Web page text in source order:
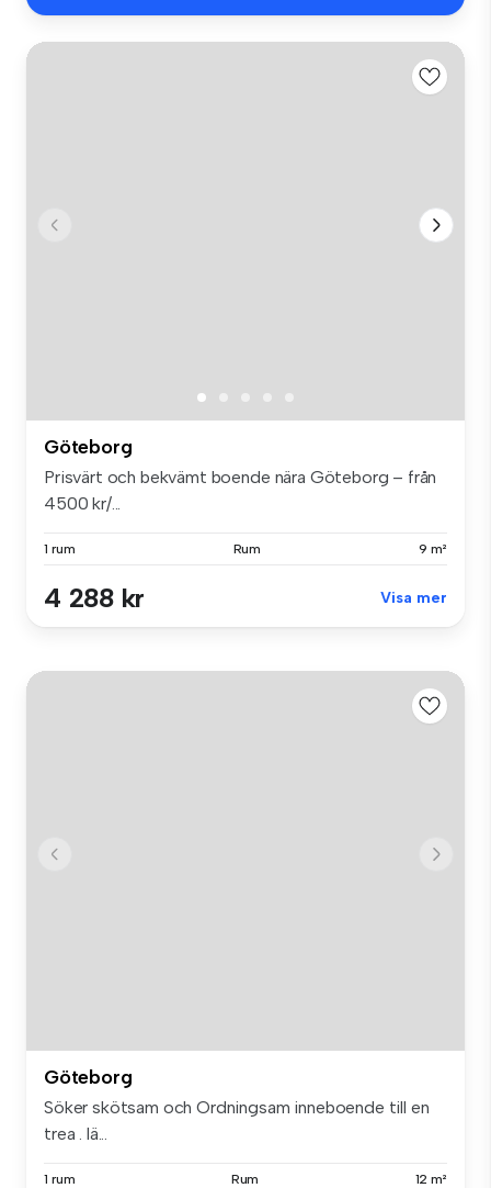
Göteborg
Prisvärt och bekvämt boende nära Göteborg – från
4500 kr/...
1 rum Rum 9 m²
4 288 kr Visa mer
Göteborg
Söker skötsam och Ordningsam inneboende till en
trea . lä...
1 rum Rum 12 m²